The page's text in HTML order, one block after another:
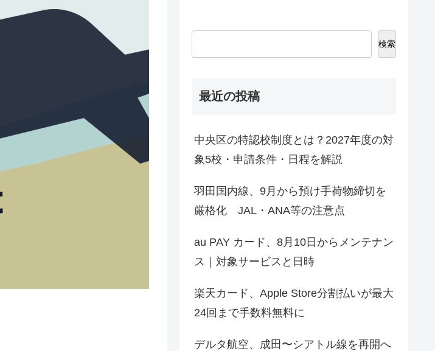
検索
最近の投稿
中央区の特認校制度とは？2027年度の対
象5校・申請条件・日程を解説
羽田国内線、9月から預け手荷物締切を
厳格化 JAL・ANA等の注意点
au PAY カード、8月10日からメンテナン
ス｜対象サービスと日時
楽天カード、Apple Store分割払いが最大
24回まで手数料無料に
デルタ航空、成田〜シアトル線を再開へ